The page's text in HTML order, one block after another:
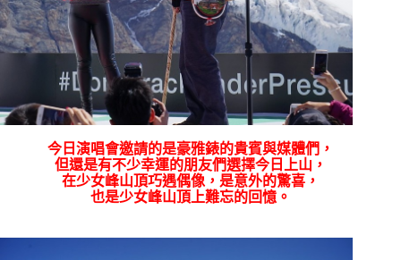
今日演唱會邀請的是豪雅錶的貴賓與媒體們，
但還是有不少幸運的朋友們選擇今日上山，
在少女峰山頂巧遇偶像，是意外的驚喜，
也是少女峰山頂上難忘的回憶。